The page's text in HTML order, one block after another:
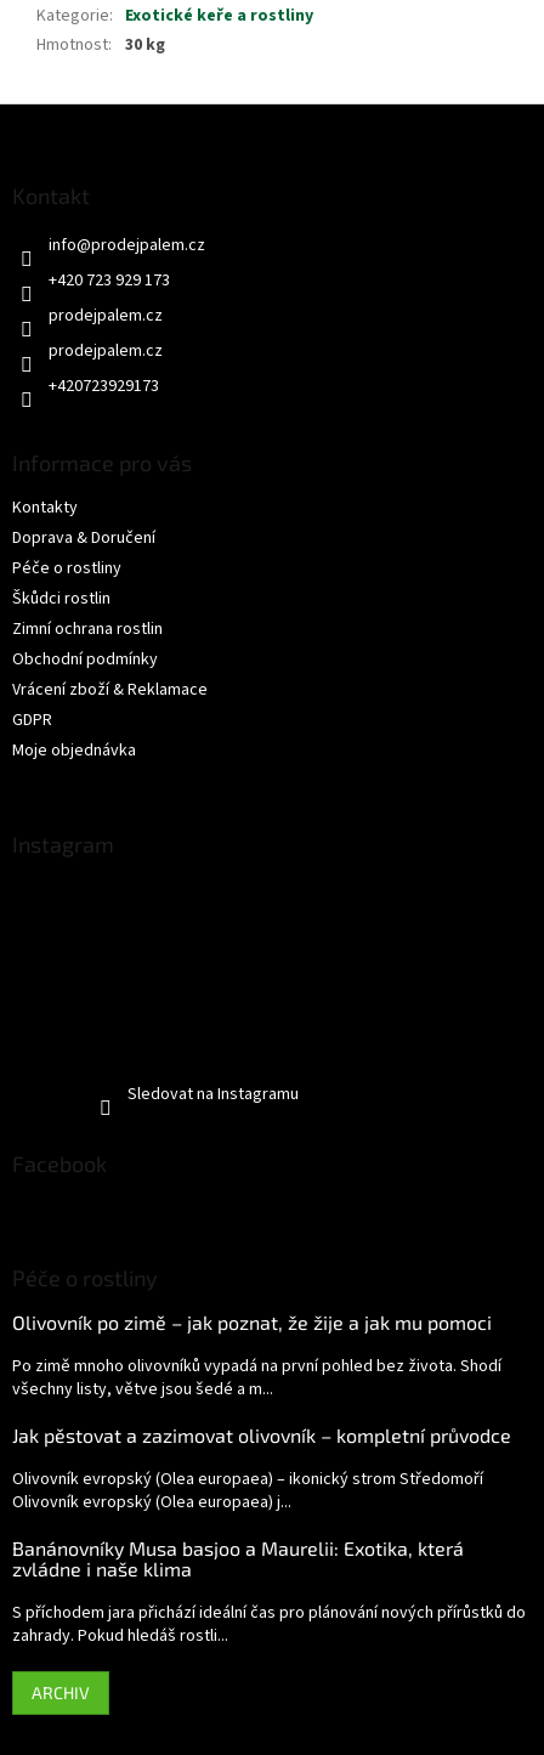
Kategorie: Exotické keře a rostliny
Hmotnost: 30 kg
Kontakt
info@prodejpalem.cz
+420 723 929 173
prodejpalem.cz
+420723929173
Informace pro vás
Kontakty
Doprava & Doručení
Péče o rostliny
Škůdci rostlin
Zimní ochrana rostlin
Obchodní podmínky
Vrácení zboží & Reklamace
GDPR
Moje objednávka
Instagram
Sledovat na Instagramu
Facebook
Péče o rostliny
Olivovník po zimě – jak poznat, že žije a jak mu pomoci
Po zimě mnoho olivovníků vypadá na první pohled bez života. Shodí
všechny listy, větve jsou šedé a m...
Jak pěstovat a zazimovat olivovník – kompletní průvodce
Olivovník evropský (Olea europaea) – ikonický strom Středomoří
Olivovník evropský (Olea europaea) j...
Banánovníky Musa basjoo a Maurelii: Exotika, která
zvládne i naše klima
S příchodem jara přichází ideální čas pro plánování nových přírůstků do
zahrady. Pokud hledáš rostli...
ARCHIV